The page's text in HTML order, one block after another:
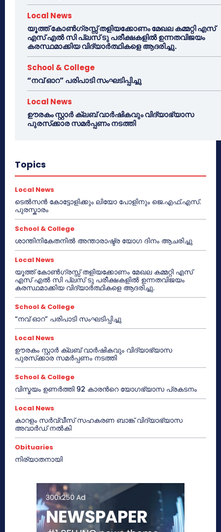
Local News
യൂത്ത് കോൺഗ്രസ്സ് തളിയക്കോണം മേഖല കമ്മറ്റി എസ്
എസ് എൽ സി പ്ലസ് ടു പരീക്ഷകളിൽ ഉന്നതവിജയം
കരസ്ഥമാക്കിയ വിദ്യാർത്ഥികളെ ആദരിച്ചു.
School & College
“നവ് ഓറ” പരിപാടി സംഘടിപ്പിച്ചു
Local News
ഊരകം സ്റ്റാർ ക്ലബ് വാർഷികവും വിദ്യാഭ്യാസ
പുരസ്‌ക്കാര സമർപ്പണം നടത്തി
Topics
Local News
ടെൽസൻ കോട്ടോളിക്കും ലിയോ പോളിനും ജെ.എഫ്.എസ്.
പുരസ്കാരം
School & College
ശാന്തിനികേതനിൽ അന്താരാഷ്ട്ര യോഗ ദിനം ആചരിച്ചു
Local News
യൂത്ത് കോൺഗ്രസ്സ് തളിയക്കോണം മേഖല കമ്മറ്റി എസ്
എസ് എൽ സി പ്ലസ് ടു പരീക്ഷകളിൽ ഉന്നതവിജയം
കരസ്ഥമാക്കിയ വിദ്യാർത്ഥികളെ ആദരിച്ചു.
School & College
“നവ് ഓറ” പരിപാടി സംഘടിപ്പിച്ചു
Local News
ഊരകം സ്റ്റാർ ക്ലബ് വാർഷികവും വിദ്യാഭ്യാസ
പുരസ്‌ക്കാര സമർപ്പണം നടത്തി
School & College
വിസ്മയം ഉണർത്തി 92 കാരൻറെ യോഗഭ്യാസ പ്രകടനം
Local News
കാറളം സർവ്വീസ് സഹകരണ ബാങ്ക് വിദ്യാഭ്യാസ
അവാർഡ് നൽകി
Obituaries
നിര്യാതനായി